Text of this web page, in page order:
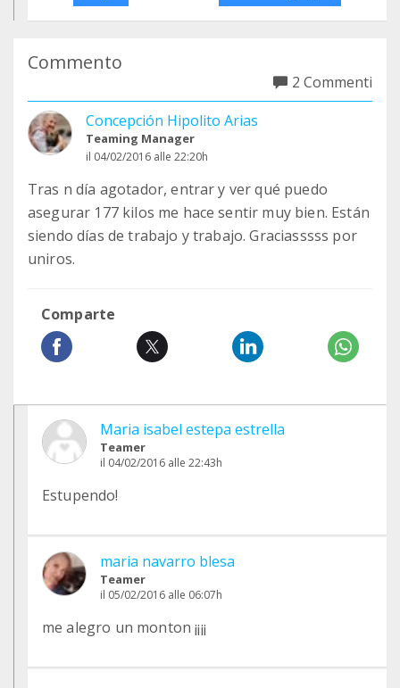
Commento
2 Commenti
Concepción Hipolito Arias
Teaming Manager
il 04/02/2016 alle 22:20h
Tras n día agotador, entrar y ver qué puedo
asegurar 177 kilos me hace sentir muy bien. Están
siendo días de trabajo y trabajo. Graciasssss por
uniros.
Comparte
Maria isabel estepa estrella
Teamer
il 04/02/2016 alle 22:43h
Estupendo!
maria navarro blesa
Teamer
il 05/02/2016 alle 06:07h
me alegro un monton ¡¡¡¡